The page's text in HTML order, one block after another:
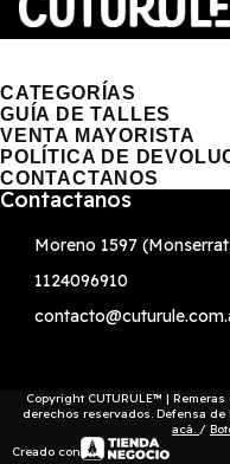
CATEGORÍAS
GUÍA DE TALLES
VENTA MAYORISTA
POLÍTICA DE
CONTACTANOS
Contactanos
Moreno 1597
1124096910
Copyright CUTURULE™ |
derechos reservados. Defensa
acá. /
Creado con